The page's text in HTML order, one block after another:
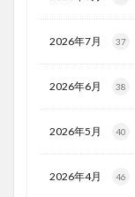
2026年7月 37
2026年6月 38
2026年5月 40
2026年4月 46